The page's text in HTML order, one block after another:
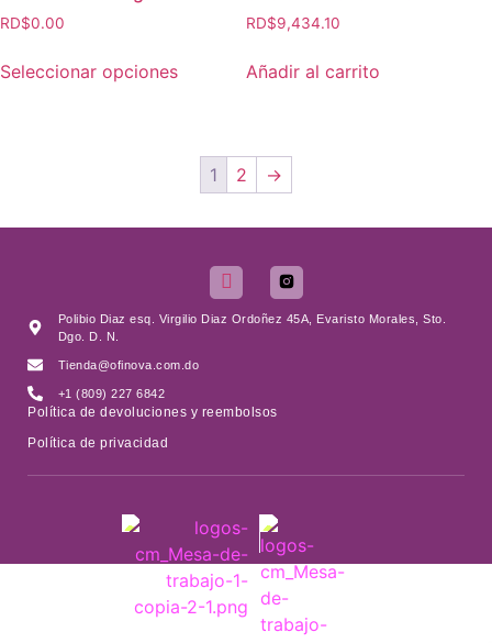
RD$0.00
Seleccionar opciones
RD$9,434.10
Añadir al carrito
1 2 →
Polibio Diaz esq. Virgilio Diaz Ordoñez 45A, Evaristo Morales, Sto.
Dgo. D. N.
Tienda@ofinova.com.do
+1 (809) 227 6842
Política de devoluciones y reembolsos
Política de privacidad